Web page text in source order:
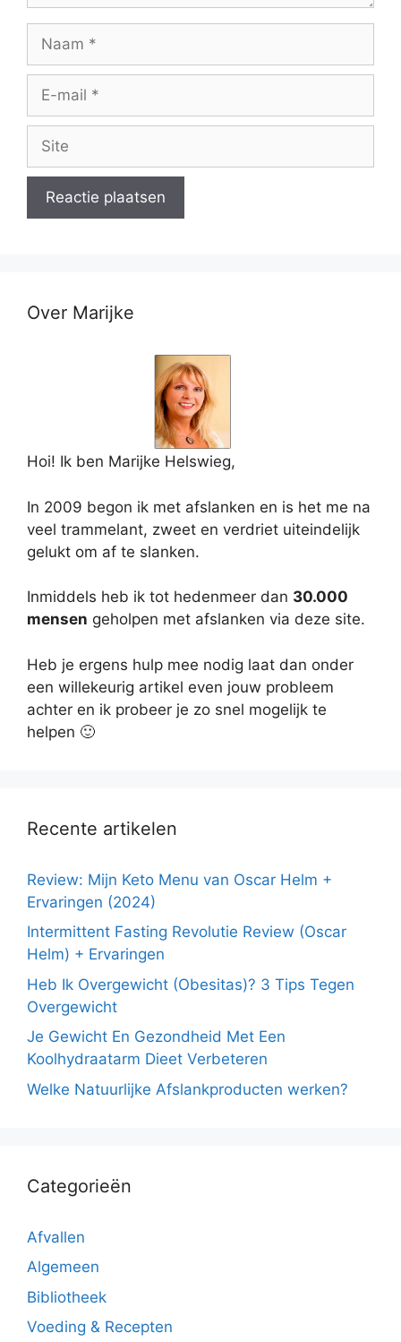
Naam
Site
Over Marijke
Hoi! Ik ben Marijke Helswieg,
In 2009 begon ik met afslanken en is het me na
veel trammelant, zweet en verdriet uiteindelijk
gelukt om af te slanken.
Inmiddels heb ik tot hedenmeer dan 30.000
mensen geholpen met afslanken via deze site.
Heb je ergens hulp mee nodig laat dan onder
een willekeurig artikel even jouw probleem
achter en ik probeer je zo snel mogelijk te
helpen 🙂
Recente artikelen
Review: Mijn Keto Menu van Oscar Helm +
Ervaringen (2024)
Intermittent Fasting Revolutie Review (Oscar
Helm) + Ervaringen
Heb Ik Overgewicht (Obesitas)? 3 Tips Tegen
Overgewicht
Je Gewicht En Gezondheid Met Een
Koolhydraatarm Dieet Verbeteren
Welke Natuurlijke Afslankproducten werken?
Categorieën
Afvallen
Algemeen
Bibliotheek
Voeding & Recepten